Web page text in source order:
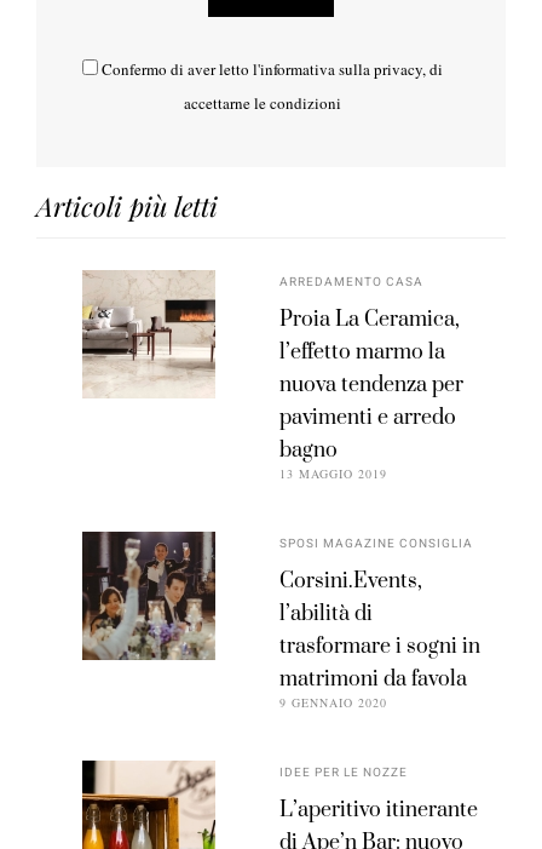
Confermo di aver letto l'informativa sulla privacy, di
accettarne le condizioni
Articoli più letti
ARREDAMENTO CASA
Proia La Ceramica,
l’effetto marmo la
nuova tendenza per
pavimenti e arredo
bagno
13 MAGGIO 2019
SPOSI MAGAZINE CONSIGLIA
Corsini.Events,
l’abilità di
trasformare i sogni in
matrimoni da favola
9 GENNAIO 2020
IDEE PER LE NOZZE
L’aperitivo itinerante
di Ape’n Bar: nuovo